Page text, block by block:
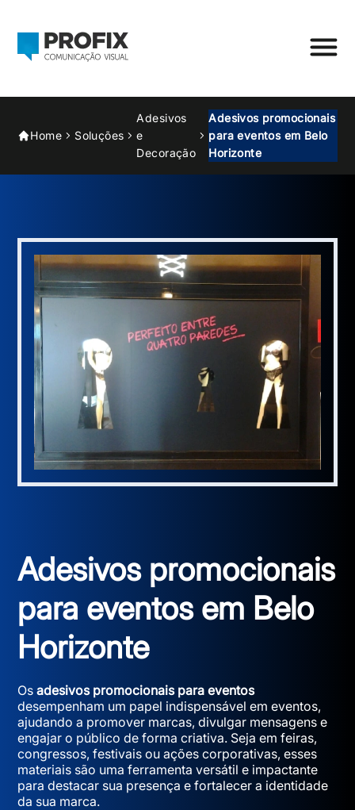
Home Soluções
Adesivos
e
Decoração
Adesivos promocionais
para eventos em Belo
Horizonte
Adesivos promocionais
para eventos em Belo
Horizonte
Osadesivos promocionais para eventos
desempenham um papel indispensável em eventos,
ajudando a promover marcas, divulgar mensagens e
engajar o público de forma criativa. Seja em feiras,
congressos, festivais ou ações corporativas, esses
materiais são uma ferramenta versátil e impactante
para destacar sua presença e fortalecer a identidade
da sua marca.